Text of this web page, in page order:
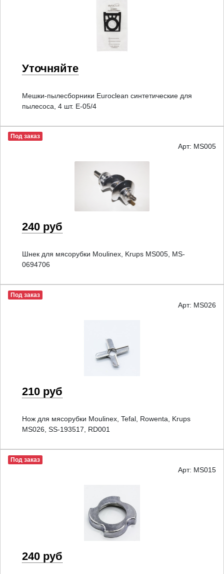
Уточняйте
Мешки-пылесборники Euroclean синтетические для
пылесоса, 4 шт. E-05/4
Под заказ
Арт: MS005
240 руб
Шнек для мясорубки Moulinex, Krups MS005, MS-
0694706
Под заказ
Арт: MS026
210 руб
Нож для мясорубки Moulinex, Tefal, Rowenta, Krups
MS026, SS-193517, RD001
Под заказ
Арт: MS015
240 руб